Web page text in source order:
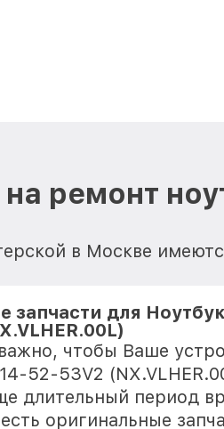
ремонт
в Москве
для
чтобы Ваше
52-53V2
длительный период
оригинальные